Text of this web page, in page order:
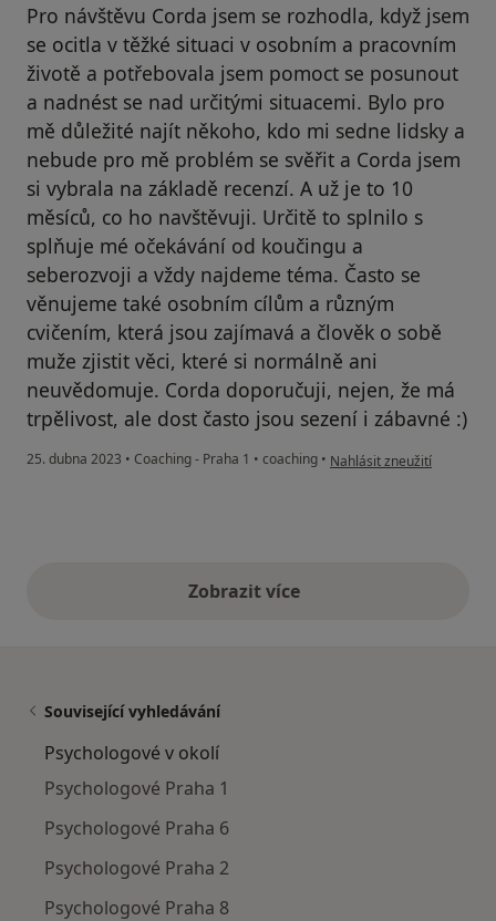
Pro návštěvu Corda jsem se rozhodla, když jsem
se ocitla v těžké situaci v osobním a pracovním
životě a potřebovala jsem pomoct se posunout
a nadnést se nad určitými situacemi. Bylo pro
mě důležité najít někoho, kdo mi sedne lidsky a
nebude pro mě problém se svěřit a Corda jsem
si vybrala na základě recenzí. A už je to 10
měsíců, co ho navštěvuji. Určitě to splnilo s
splňuje mé očekávání od koučingu a
seberozvoji a vždy najdeme téma. Často se
věnujeme také osobním cílům a různým
cvičením, která jsou zajímavá a člověk o sobě
muže zjistit věci, které si normálně ani
neuvědomuje. Corda doporučuji, nejen, že má
trpělivost, ale dost často jsou sezení i zábavné :)
25. dubna 2023 • Coaching - Praha 1 • coaching • podle názoru uživatele
Nahlásit zneužití
Zobrazit vícevýše uvedené názory
Související vyhledávání
Psychologové v okolí
Psychologové Praha 1
Psychologové Praha 6
Psychologové Praha 2
Psychologové Praha 8